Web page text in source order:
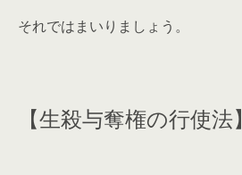
それではまいりましょう。
【生殺与奪権の行使法】